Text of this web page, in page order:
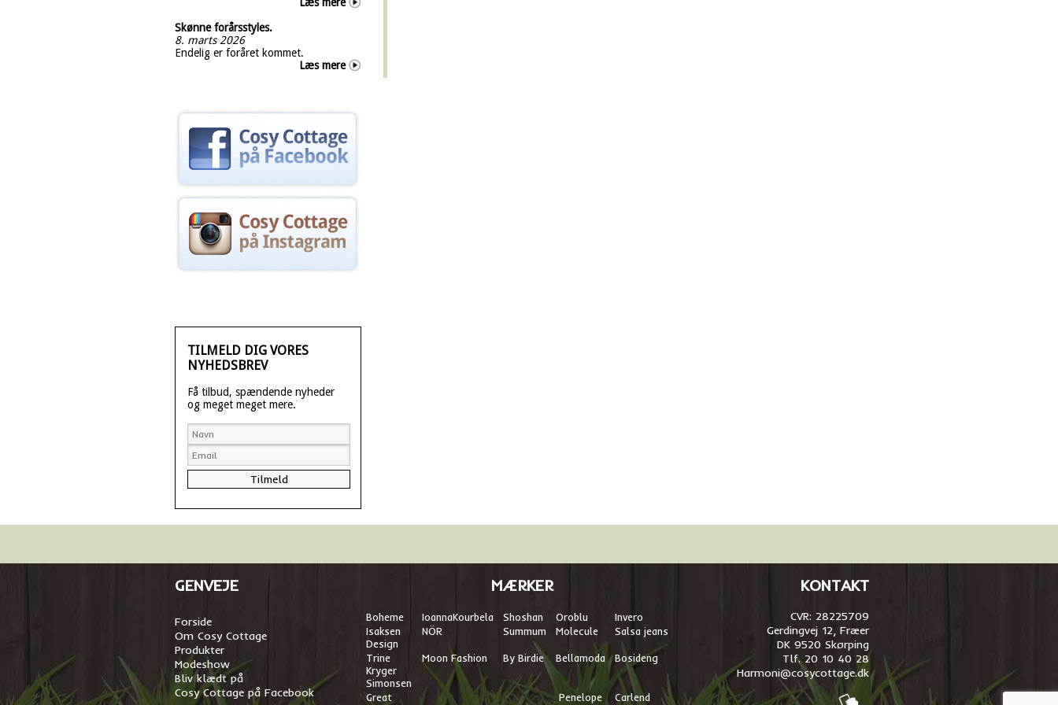
Skønne forårsstyles.
8. marts 2026
Endelig er foråret kommet.
Læs mere
TILMELD DIG VORES
NYHEDSBREV
Få tilbud, spændende nyheder
og meget meget mere.
GENVEJE
Forside
Om Cosy Cottage
Produkter
Modeshow
Bliv klædt på
Cosy Cottage på Facebook
MÆRKER
Boheme IoannaKourbela Shoshan Oroblu
Invero
Isaksen
Design
NÖR Summum Molecule Salsa jeans
Trine
Kryger
Simonsen
Moon Fashion By Birdie Bellamoda Bosideng
Great
Penelope
Carlend
KONTAKT
CVR: 28225709
Gerdingvej 12, Fræer
DK 9520 Skørping
Tlf. 20 10 40 28
Harmoni@cosycottage.dk